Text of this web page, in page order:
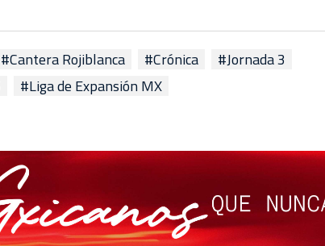
#Cantera Rojiblanca #Crónica
#Jornada 3
#Liga de Expansión MX